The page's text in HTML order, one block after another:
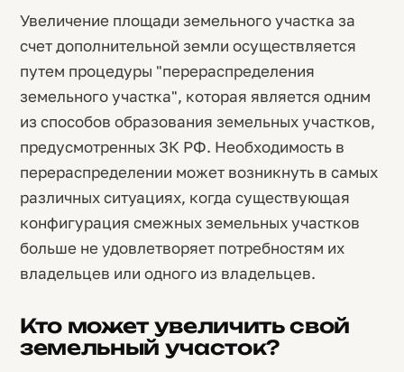
Увеличение площади земельного участка за
счет дополнительной земли осуществляется
путем процедуры "перераспределения
земельного участка", которая является одним
из способов образования земельных участков,
предусмотренных ЗК РФ. Необходимость в
перераспределении может возникнуть в самых
различных ситуациях, когда существующая
конфигурация смежных земельных участков
больше не удовлетворяет потребностям их
владельцев или одного из владельцев.
Кто может увеличить свой
земельный участок?